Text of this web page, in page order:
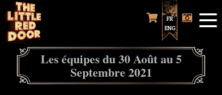
FR
ENG
Les équipes du 30 Août au 5
Septembre 2021